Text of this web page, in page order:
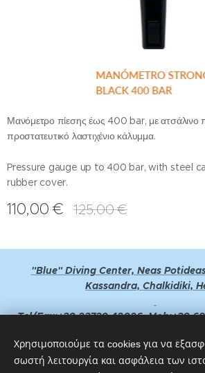
Μανόμετρο πίεσης έως 400 bar, με ατσάλινο
προστατευτικό λαστιχένιο κάλυμμα.
Pressure gauge up to 400 bar, with steel
rubber cover.
110,00 € 125,00€
"Blue" Diving Center, Neas
Kassandra, Chalkidiki,
Tel/Fax:+30 23730 42026, Mob:+30
GPS Point : 40°11'31.03''Ν -
Χρησιμοποιούμε τα cookies για να
σωστή λειτουργία και ασφάλεια των